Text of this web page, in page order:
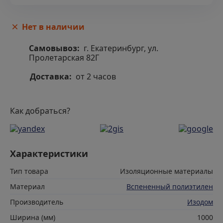
Нет в наличии
Самовывоз: г. Екатеринбург, ул.
Пролетарская 82Г
Доставка: от 2 часов
Как добраться?
Характеристики
Тип товара
Изоляционные материалы
Материал
Вспененный полиэтилен
Производитель
Изодом
Ширина (мм)
1000